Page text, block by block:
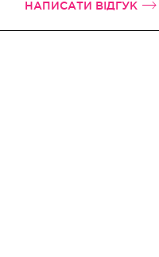
НАПИСАТИ ВІДГУК